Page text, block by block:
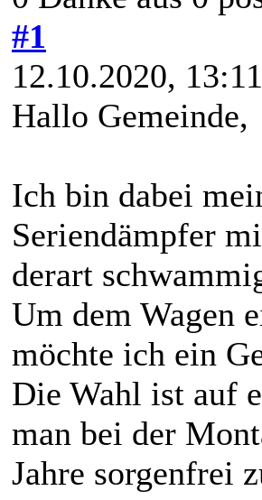
#1
12.10.2020, 13:11
Hallo Gemeinde,
Ich bin dabei
Seriendämpfer
derart
Um dem Wagen
möchte ich ein
Die Wahl ist auf
man bei der
Jahre sorgenfrei